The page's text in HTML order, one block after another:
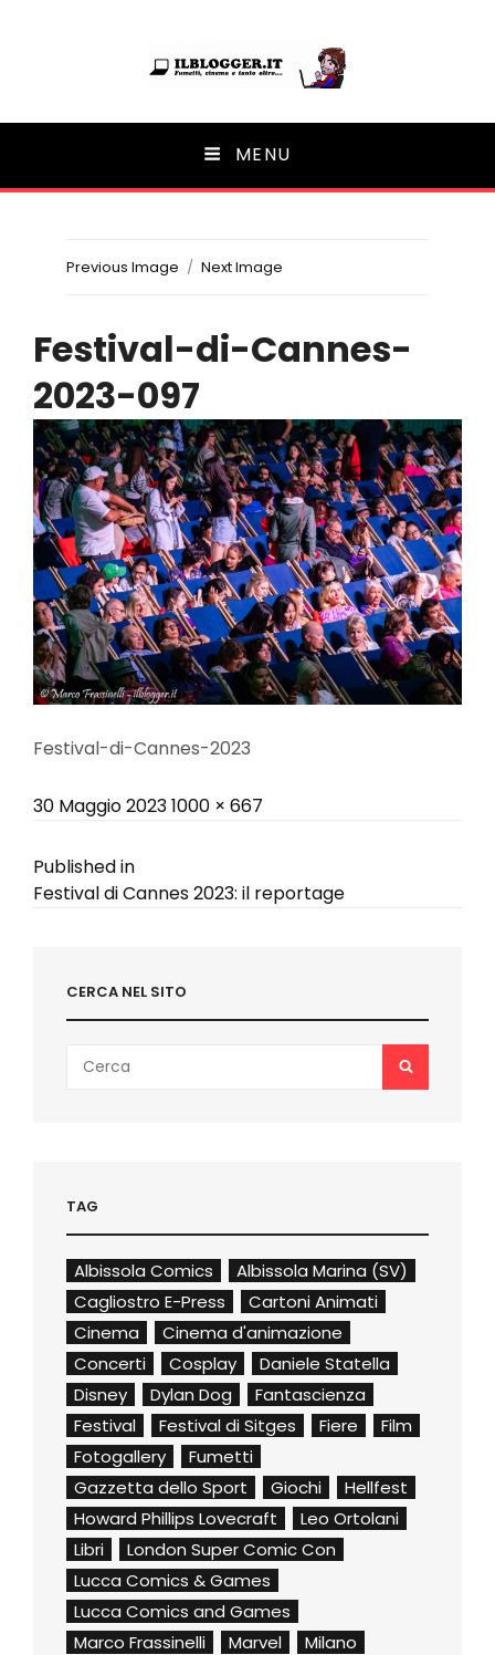
Ilblogger.it
Il portalino di blog | MENU
Previous Image Next Image
Festival-di-Cannes-
2023-097
Festival-di-Cannes-2023
Posted
30 Maggio 2023Full
1000 × 667
Navigazione
Published in
Festival di Cannes 2023: il reportage
CERCA NEL SITO
for:
SEARCH
TAG
Albissola Comics
Albissola Marina (SV)
Cagliostro E-Press
Cartoni Animati
Cinema
Cinema d'animazione
Concerti
Cosplay
Daniele Statella
Disney
Dylan Dog
Fantascienza
Festival
Festival di Sitges Fiere
Film
Fotogallery
Fumetti
Gazzetta dello Sport
Giochi
Hellfest
Howard Phillips Lovecraft
Leo Ortolani
Libri
London Super Comic Con
Lucca Comics & Games
Lucca Comics and Games
Marco Frassinelli
Marvel
Milano